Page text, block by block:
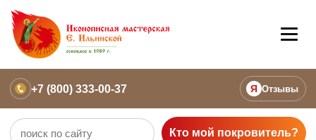
+7 (800) 333-00-37 Я Отзывы
Кто мой покровитель?